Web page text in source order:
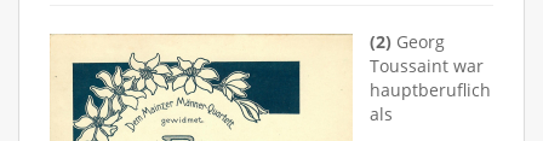
(2) Georg
Toussaint war
hauptberuflich
als